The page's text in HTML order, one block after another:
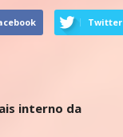
Twitter
interno da